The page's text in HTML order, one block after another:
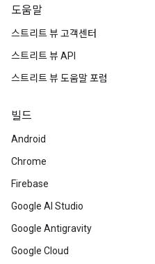
도움말
스트리트 뷰 고객센터
스트리트 뷰 API
스트리트 뷰 도움말 포럼
빌드
Android
Chrome
Firebase
Google AI Studio
Google Antigravity
Google Cloud